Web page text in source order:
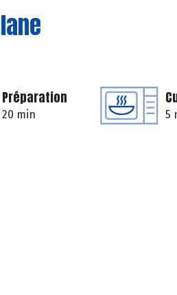
Préparation
20 min 5